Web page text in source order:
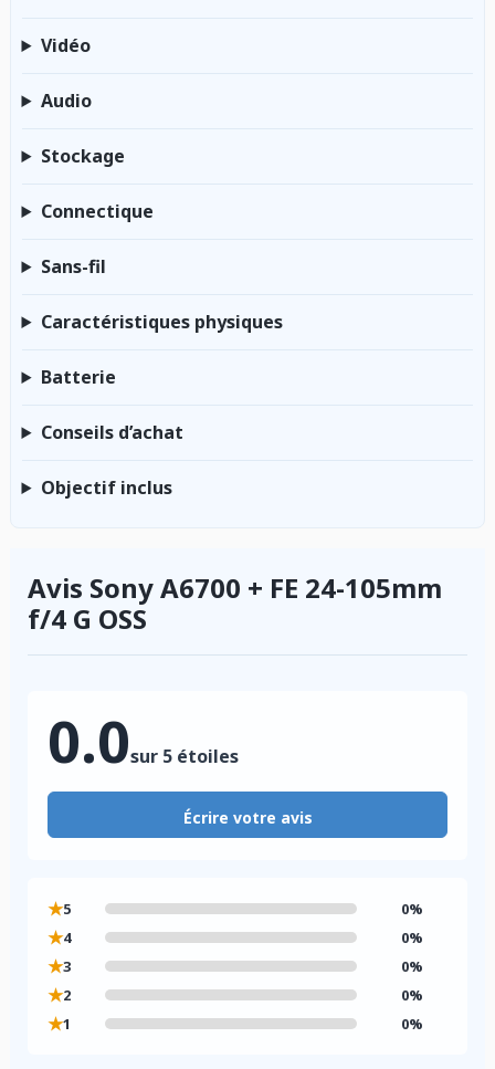
Vidéo
Audio
Stockage
Connectique
Sans-fil
Caractéristiques physiques
Batterie
Conseils d’achat
Objectif inclus
Avis Sony A6700 + FE 24-105mm
f/4 G OSS
0.0sur 5 étoiles
Écrire votre avis
★5 0%
★4 0%
★3 0%
★2 0%
★1 0%